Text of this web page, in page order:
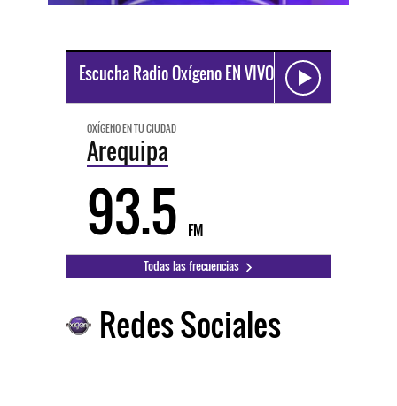
Escucha Radio Oxígeno EN VIVO
OXÍGENO EN TU CIUDAD
Arequipa
93.5 FM
Todas las frecuencias
Redes Sociales